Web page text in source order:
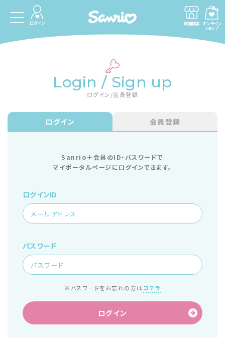
ログイン 店舗検索 オンライン
ショップ
Login / Sign up
ログイン/会員登録
ログイン 会員登録
Sanrio＋会員のID・パスワードで
マイポータルページにログインできます。
ログインID
パスワード
※パスワードをお忘れの方は コチラ
ログイン